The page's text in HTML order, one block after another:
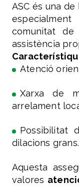
ASC és una
comunitat de
assistència
Atenció
Xarxa de
arrelament
Possibilitat
dilacions grans.
Aquesta
valores